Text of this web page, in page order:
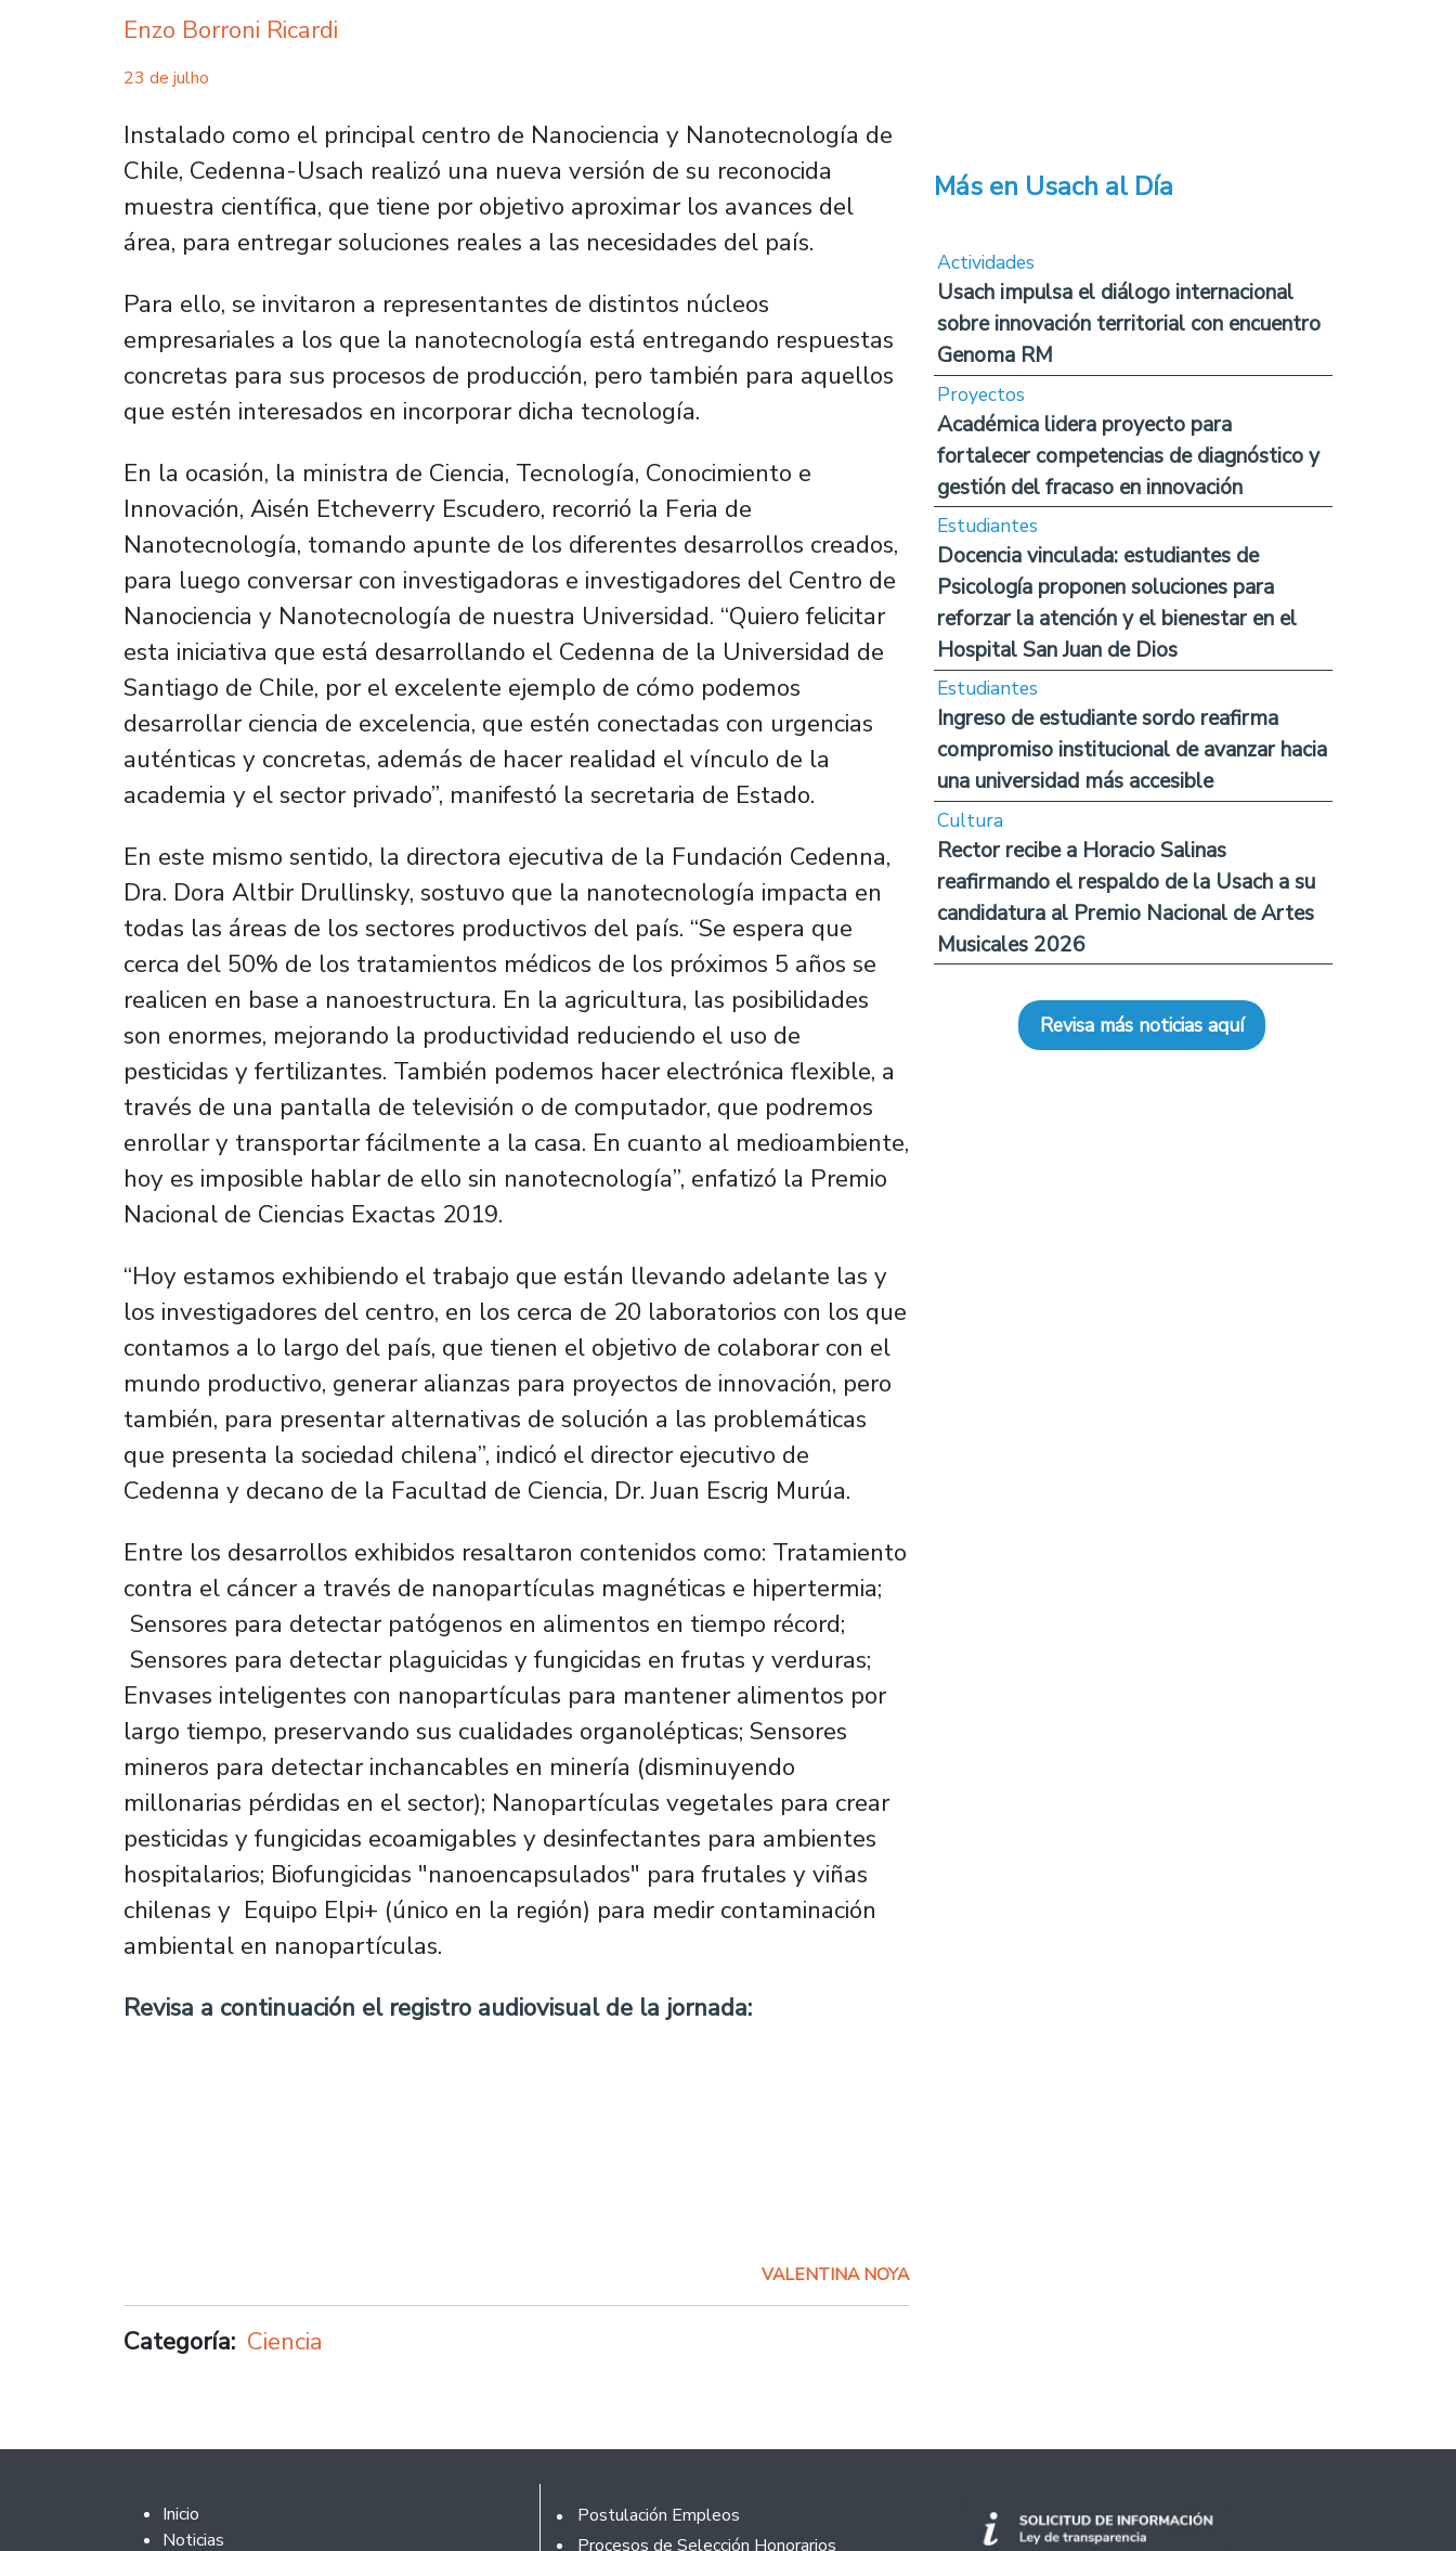
Enzo Borroni Ricardi
23 de julho
Instalado como el principal centro de Nanociencia y Nanotecnología de
Chile, Cedenna-Usach realizó una nueva versión de su reconocida
muestra científica, que tiene por objetivo aproximar los avances del
área, para entregar soluciones reales a las necesidades del país.
Para ello, se invitaron a representantes de distintos núcleos
empresariales a los que la nanotecnología está entregando respuestas
concretas para sus procesos de producción, pero también para aquellos
que estén interesados en incorporar dicha tecnología.
En la ocasión, la ministra de Ciencia, Tecnología, Conocimiento e
Innovación, Aisén Etcheverry Escudero, recorrió la Feria de
Nanotecnología, tomando apunte de los diferentes desarrollos creados,
para luego conversar con investigadoras e investigadores del Centro de
Nanociencia y Nanotecnología de nuestra Universidad. “Quiero felicitar
esta iniciativa que está desarrollando el Cedenna de la Universidad de
Santiago de Chile, por el excelente ejemplo de cómo podemos
desarrollar ciencia de excelencia, que estén conectadas con urgencias
auténticas y concretas, además de hacer realidad el vínculo de la
academia y el sector privado”, manifestó la secretaria de Estado.
En este mismo sentido, la directora ejecutiva de la Fundación Cedenna,
Dra. Dora Altbir Drullinsky, sostuvo que la nanotecnología impacta en
todas las áreas de los sectores productivos del país. “Se espera que
cerca del 50% de los tratamientos médicos de los próximos 5 años se
realicen en base a nanoestructura. En la agricultura, las posibilidades
son enormes, mejorando la productividad reduciendo el uso de
pesticidas y fertilizantes. También podemos hacer electrónica flexible, a
través de una pantalla de televisión o de computador, que podremos
enrollar y transportar fácilmente a la casa. En cuanto al medioambiente,
hoy es imposible hablar de ello sin nanotecnología”, enfatizó la Premio
Nacional de Ciencias Exactas 2019.
“Hoy estamos exhibiendo el trabajo que están llevando adelante las y
los investigadores del centro, en los cerca de 20 laboratorios con los que
contamos a lo largo del país, que tienen el objetivo de colaborar con el
mundo productivo, generar alianzas para proyectos de innovación, pero
también, para presentar alternativas de solución a las problemáticas
que presenta la sociedad chilena”, indicó el director ejecutivo de
Cedenna y decano de la Facultad de Ciencia, Dr. Juan Escrig Murúa.
Entre los desarrollos exhibidos resaltaron contenidos como: Tratamiento
contra el cáncer a través de nanopartículas magnéticas e hipertermia;
Sensores para detectar patógenos en alimentos en tiempo récord;
Sensores para detectar plaguicidas y fungicidas en frutas y verduras;
Envases inteligentes con nanopartículas para mantener alimentos por
largo tiempo, preservando sus cualidades organolépticas; Sensores
mineros para detectar inchancables en minería (disminuyendo
millonarias pérdidas en el sector); Nanopartículas vegetales para crear
pesticidas y fungicidas ecoamigables y desinfectantes para ambientes
hospitalarios; Biofungicidas "nanoencapsulados" para frutales y viñas
chilenas y Equipo Elpi+ (único en la región) para medir contaminación
ambiental en nanopartículas.
Revisa a continuación el registro audiovisual de la jornada:
VALENTINA NOYA
Categoría Ciencia
Más en Usach al Día
Actividades
Usach impulsa el diálogo internacional
sobre innovación territorial con encuentro
Genoma RM
Proyectos
Académica lidera proyecto para
fortalecer competencias de diagnóstico y
gestión del fracaso en innovación
Estudiantes
Docencia vinculada: estudiantes de
Psicología proponen soluciones para
reforzar la atención y el bienestar en el
Hospital San Juan de Dios
Estudiantes
Ingreso de estudiante sordo reafirma
compromiso institucional de avanzar hacia
una universidad más accesible
Cultura
Rector recibe a Horacio Salinas
reafirmando el respaldo de la Usach a su
candidatura al Premio Nacional de Artes
Musicales 2026
Revisa más noticias aquí
Footer 2
Inicio
Noticias
Rodapé
Postulación Empleos
Procesos de Selección Honorarios